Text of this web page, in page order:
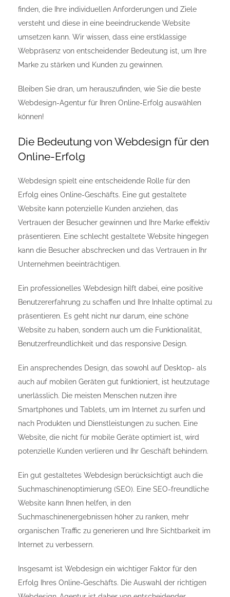
finden, die Ihre individuellen Anforderungen und Ziele
versteht und diese in eine beeindruckende Website
umsetzen kann. Wir wissen, dass eine erstklassige
Webpräsenz von entscheidender Bedeutung ist, um Ihre
Marke zu stärken und Kunden zu gewinnen.
Bleiben Sie dran, um herauszufinden, wie Sie die beste
Webdesign-Agentur für Ihren Online-Erfolg auswählen
können!
Die Bedeutung von Webdesign für den
Online-Erfolg
Webdesign spielt eine entscheidende Rolle für den
Erfolg eines Online-Geschäfts. Eine gut gestaltete
Website kann potenzielle Kunden anziehen, das
Vertrauen der Besucher gewinnen und Ihre Marke effektiv
präsentieren. Eine schlecht gestaltete Website hingegen
kann die Besucher abschrecken und das Vertrauen in Ihr
Unternehmen beeinträchtigen.
Ein professionelles Webdesign hilft dabei, eine positive
Benutzererfahrung zu schaffen und Ihre Inhalte optimal zu
präsentieren. Es geht nicht nur darum, eine schöne
Website zu haben, sondern auch um die Funktionalität,
Benutzerfreundlichkeit und das responsive Design.
Ein ansprechendes Design, das sowohl auf Desktop- als
auch auf mobilen Geräten gut funktioniert, ist heutzutage
unerlässlich. Die meisten Menschen nutzen ihre
Smartphones und Tablets, um im Internet zu surfen und
nach Produkten und Dienstleistungen zu suchen. Eine
Website, die nicht für mobile Geräte optimiert ist, wird
potenzielle Kunden verlieren und Ihr Geschäft behindern.
Ein gut gestaltetes Webdesign berücksichtigt auch die
Suchmaschinenoptimierung (SEO). Eine SEO-freundliche
Website kann Ihnen helfen, in den
Suchmaschinenergebnissen höher zu ranken, mehr
organischen Traffic zu generieren und Ihre Sichtbarkeit im
Internet zu verbessern.
Insgesamt ist Webdesign ein wichtiger Faktor für den
Erfolg Ihres Online-Geschäfts. Die Auswahl der richtigen